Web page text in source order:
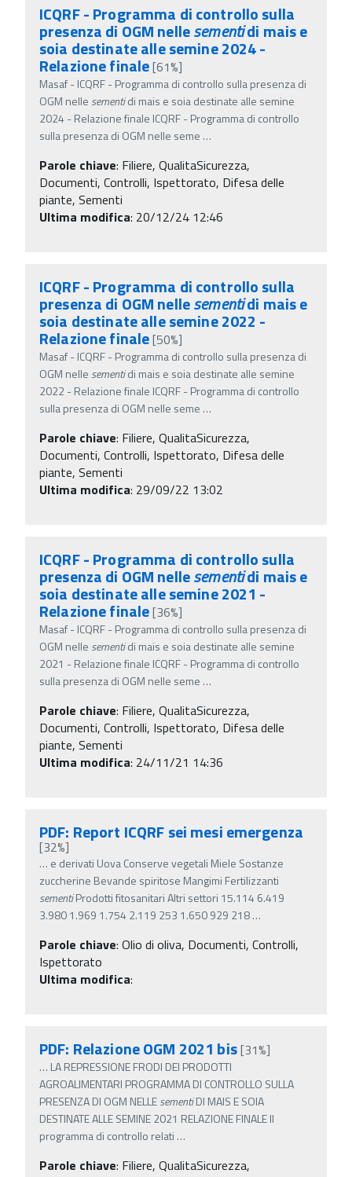
ICQRF - Programma di controllo sulla
presenza di OGM nellesementidi mais e
soia destinate alle semine 2024 -
Relazione finale[61%]
Masaf - ICQRF - Programma di controllo sulla presenza di
OGM nelle sementidi mais e soia destinate alle semine
2024 - Relazione finale ICQRF - Programma di controllo
sulla presenza di OGM nelle seme …
Parole chiave: Filiere, QualitaSicurezza,
Documenti, Controlli, Ispettorato, Difesa delle
piante, Sementi
Ultima modifica: 20/12/24 12:46
ICQRF - Programma di controllo sulla
presenza di OGM nellesementidi mais e
soia destinate alle semine 2022 -
Relazione finale[50%]
Masaf - ICQRF - Programma di controllo sulla presenza di
OGM nelle sementidi mais e soia destinate alle semine
2022 - Relazione finale ICQRF - Programma di controllo
sulla presenza di OGM nelle seme …
Parole chiave: Filiere, QualitaSicurezza,
Documenti, Controlli, Ispettorato, Difesa delle
piante, Sementi
Ultima modifica: 29/09/22 13:02
ICQRF - Programma di controllo sulla
presenza di OGM nellesementidi mais e
soia destinate alle semine 2021 -
Relazione finale[36%]
Masaf - ICQRF - Programma di controllo sulla presenza di
OGM nelle sementidi mais e soia destinate alle semine
2021 - Relazione finale ICQRF - Programma di controllo
sulla presenza di OGM nelle seme …
Parole chiave: Filiere, QualitaSicurezza,
Documenti, Controlli, Ispettorato, Difesa delle
piante, Sementi
Ultima modifica: 24/11/21 14:36
PDF: Report ICQRF sei mesi emergenza
[32%]
… e derivati Uova Conserve vegetali Miele Sostanze
zuccherine Bevande spiritose Mangimi Fertilizzanti
sementiProdotti fitosanitari Altri settori 15.114 6.419
3.980 1.969 1.754 2.119 253 1.650 929 218…
Parole chiave: Olio di oliva, Documenti, Controlli,
Ispettorato
Ultima modifica:
PDF: Relazione OGM 2021 bis[31%]
… LA REPRESSIONE FRODI DEI PRODOTTI
AGROALIMENTARI PROGRAMMA DI CONTROLLO SULLA
PRESENZA DI OGM NELLEsementiDI MAIS E SOIA
DESTINATE ALLE SEMINE 2021 RELAZIONE FINALE Il
programma di controllo relati …
Parole chiave: Filiere, QualitaSicurezza,